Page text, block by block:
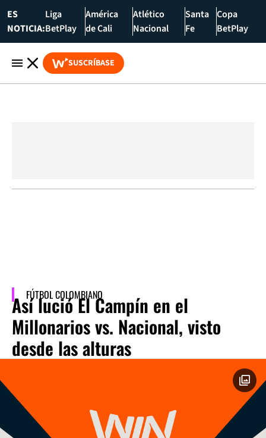
ES
NOTICIA:
Liga
BetPlay
América
de Cali
Atlético
Nacional
Santa
Fe
Copa
BetPlay
SUSCRÍBASE
FÚTBOL COLOMBIANO
Así lució El Campín en el
Millonarios vs. Nacional, visto
desde las alturas